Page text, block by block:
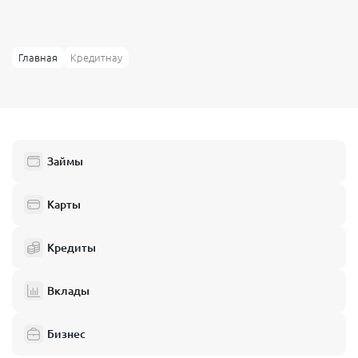
Гражданство: Российская Федерация.
Документы: Паспорт гражданина РФ. Справки 2-НДФЛ или
Кредитная история: Компания рассматривает заявки от
повлиять на решение.
которая использует скоринговые модели оценки, учитывая не
Главная Кредитнау
Займы
Карты
Кредиты
Вклады
Бизнес